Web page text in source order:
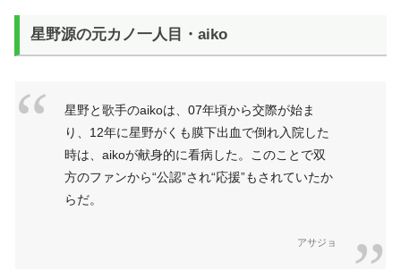
星野源の元カノ一人目・aiko
星野と歌手のaikoは、07年頃から交際が始ま
り、12年に星野がくも膜下出血で倒れ入院した
時は、aikoが献身的に看病した。このことで双
方のファンから“公認”され“応援”もされていたか
らだ。
アサジョ